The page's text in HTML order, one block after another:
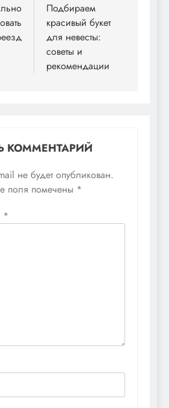
Подбираем
красивый букет
для невесты:
советы и
рекомендации
КОММЕНТАРИЙ
не будет опубликован.
поля помечены *
*